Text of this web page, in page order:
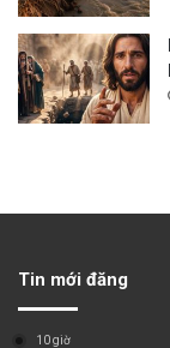
Tin mới đăng
10 giờ